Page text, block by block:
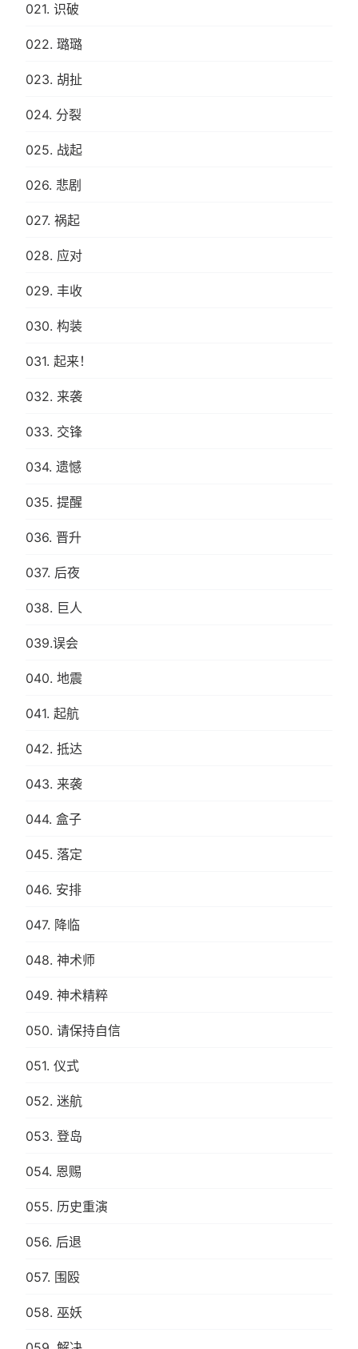
021. 识破
022. 璐璐
023. 胡扯
024. 分裂
025. 战起
026. 悲剧
027. 祸起
028. 应对
029. 丰收
030. 构装
031. 起来！
032. 来袭
033. 交锋
034. 遗憾
035. 提醒
036. 晋升
037. 后夜
038. 巨人
039.误会
040. 地震
041. 起航
042. 抵达
043. 来袭
044. 盒子
045. 落定
046. 安排
047. 降临
048. 神术师
049. 神术精粹
050. 请保持自信
051. 仪式
052. 迷航
053. 登岛
054. 恩赐
055. 历史重演
056. 后退
057. 围殴
058. 巫妖